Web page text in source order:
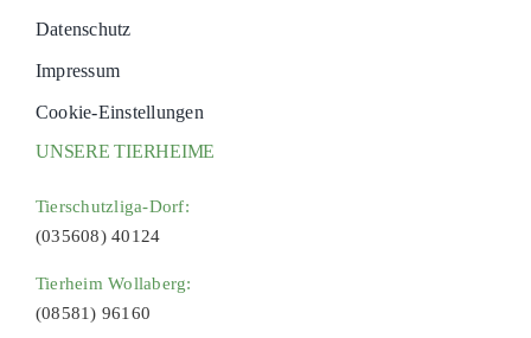
Datenschutz
Impressum
Cookie-Einstellungen
UNSERE TIERHEIME
Tierschutzliga-Dorf:
(035608) 40124
Tierheim Wollaberg:
(08581) 96160